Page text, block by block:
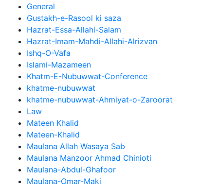
General
Gustakh-e-Rasool ki saza
Hazrat-Essa-Allahi-Salam
Hazrat-Imam-Mahdi-Allahi-Alrizvan
Ishq-O-Vafa
Islami-Mazameen
Khatm-E-Nubuwwat-Conference
khatme-nubuwwat
khatme-nubuwwat-Ahmiyat-o-Zaroorat
Law
Mateen Khalid
Mateen-Khalid
Maulana Allah Wasaya Sab
Maulana Manzoor Ahmad Chinioti
Maulana-Abdul-Ghafoor
Maulana-Omar-Maki